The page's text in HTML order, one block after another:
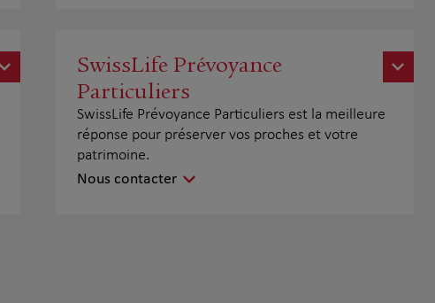
SwissLife Prévoyance
Particuliers
SwissLife Prévoyance Particuliers est la meilleure
réponse pour préserver vos proches et votre
patrimoine.
Nous contacter